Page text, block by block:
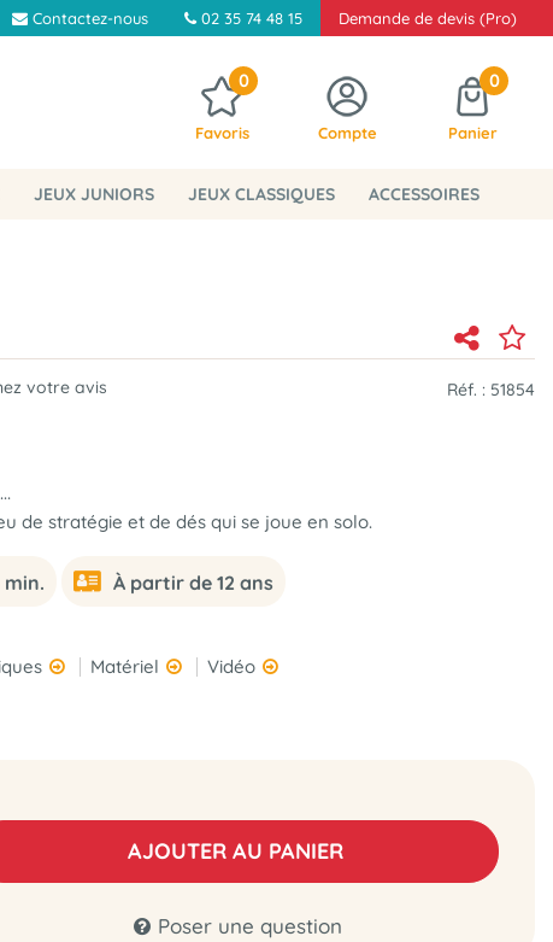
Contactez-nous 02 35 74 48 15 Demande de devis (Pro)
0
Favoris Compte
0
Panier
JEUX JUNIORS JEUX CLASSIQUES ACCESSOIRES
votre avis Réf. : 51854
de stratégie et de dés qui se joue en solo.
min. À partir de 12 ans
Matériel Vidéo
AJOUTER AU PANIER
Poser une question